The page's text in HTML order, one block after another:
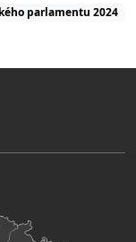
parlamentu 2024